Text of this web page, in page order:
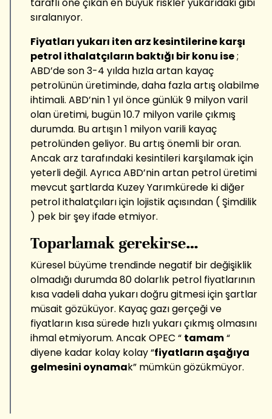
sıralanıyor.
Fiyatları yukarı iten arz kesintilerine karşı
petrol ithalatçıların baktığı bir konu ise;
ABD’de son 3-4 yılda hızla artan kayaç
petrolünün üretiminde, daha fazla artış olabilme
ihtimali. ABD’nin 1 yıl önce günlük 9 milyon varil
olan üretimi, bugün 10.7 milyon varile çıkmış
durumda. Bu artışın 1 milyon varili kayaç
petrolünden geliyor. Bu artış önemli bir oran.
Ancak arz tarafındaki kesintileri karşılamak için
yeterli değil. Ayrıca ABD’nin artan petrol üretimi
mevcut şartlarda Kuzey Yarımkürede ki diğer
petrol ithalatçıları için lojistik açısından ( Şimdilik
) pek bir şey ifade etmiyor.
Toparlamak gerekirse…
Küresel büyüme trendinde negatif bir değişiklik
olmadığı durumda 80 dolarlık petrol fiyatlarının
kısa vadeli daha yukarı doğru gitmesi için şartlar
müsait gözüküyor. Kayaç gazı gerçeği ve
fiyatların kısa sürede hızlı yukarı çıkmış olmasını
ihmal etmiyorum. Ancak OPEC “ tamam“
diyene kadar kolay kolay “fiyatların aşağıya
gelmesini oynamak” mümkün gözükmüyor.